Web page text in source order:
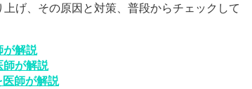
げ、その原因と対策、普段からチェックして
が解説
師が解説
師が解説